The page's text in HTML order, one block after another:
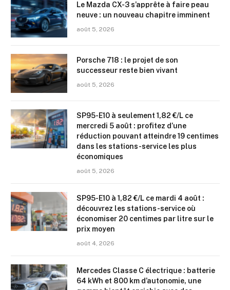
Le Mazda CX-3 s’apprête à faire peau
neuve : un nouveau chapitre imminent
août 5, 2026
Porsche 718 : le projet de son
successeur reste bien vivant
août 5, 2026
SP95-E10 à seulement 1,82 €/L ce
mercredi 5 août : profitez d’une
réduction pouvant atteindre 19 centimes
dans les stations-service les plus
économiques
août 5, 2026
SP95-E10 à 1,82 €/L ce mardi 4 août :
découvrez les stations-service où
économiser 20 centimes par litre sur le
prix moyen
août 4, 2026
Mercedes Classe C électrique : batterie
64 kWh et 800 km d’autonomie, une